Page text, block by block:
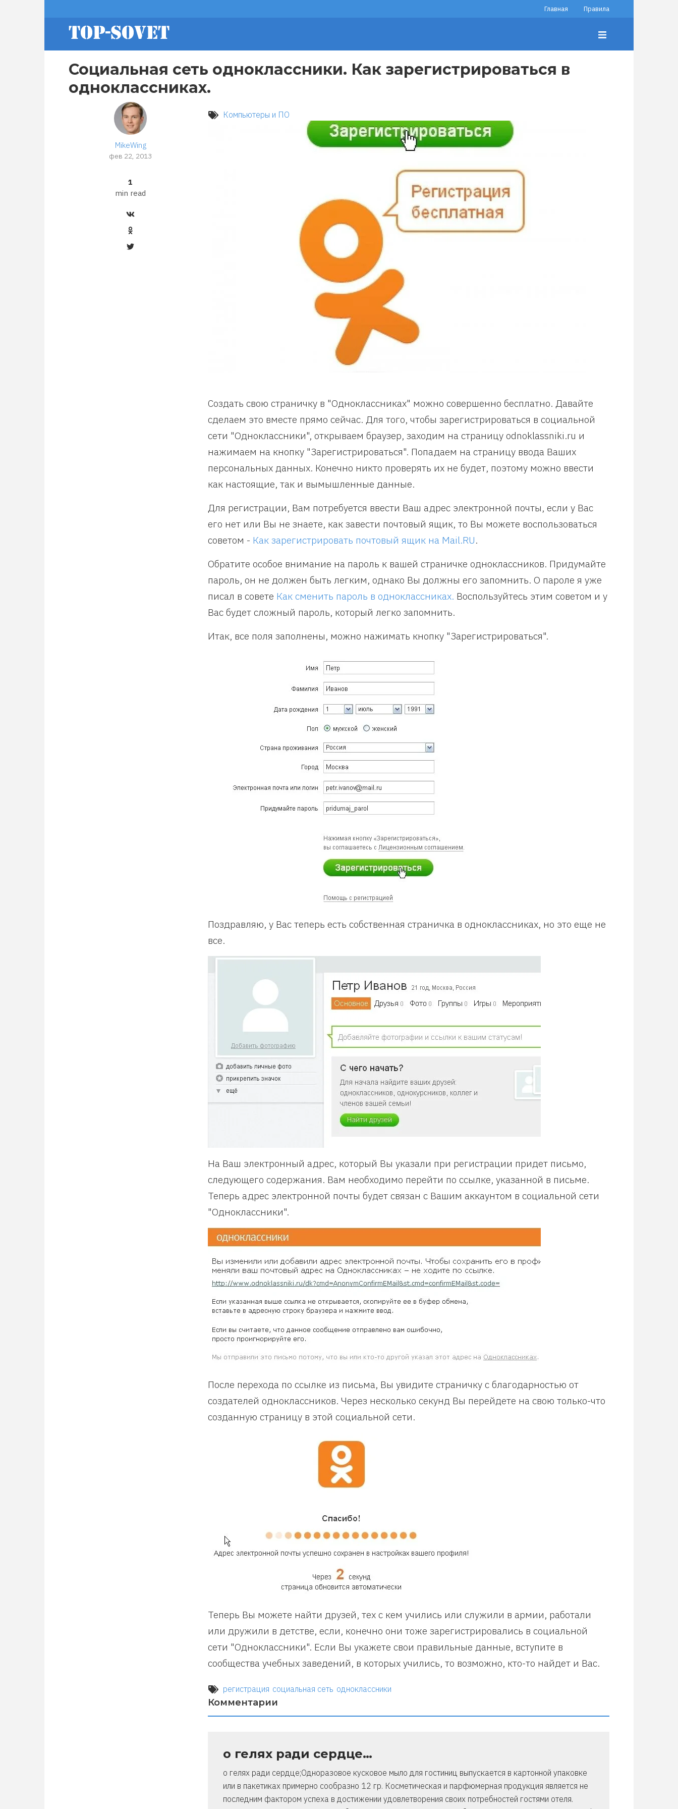
footer
menu
Главная Правила
Социальная сеть одноклассники. Как зарегистрироваться в
одноклассниках.
MikeWing
фев 22, 2013
1
min read
Компьютеры и ПО
Создать свою страничку в "Одноклассниках" можно совершенно бесплатно. Давайте
сделаем это вместе прямо сейчас. Для того, чтобы зарегистрироваться в социальной
сети "Одноклассники", открываем браузер, заходим на страницу odnoklassniki.ru и
нажимаем на кнопку "Зарегистрироваться". Попадаем на страницу ввода Ваших
персональных данных. Конечно никто проверять их не будет, поэтому можно ввести
как настоящие, так и вымышленные данные.
Для регистрации, Вам потребуется ввести Ваш адрес электронной почты, если у Вас
его нет или Вы не знаете, как завести почтовый ящик, то Вы можете воспользоваться
советом - Как зарегистрировать почтовый ящик на Mail.RU.
Обратите особое внимание на пароль к вашей страничке одноклассников. Придумайте
пароль, он не должен быть легким, однако Вы должны его запомнить. О пароле я уже
писал в совете Как сменить пароль в одноклассниках. Воспользуйтесь этим советом и у
Вас будет сложный пароль, который легко запомнить.
Итак, все поля заполнены, можно нажимать кнопку "Зарегистрироваться".
Поздравляю, у Вас теперь есть собственная страничка в одноклассниках, но это еще не
все.
На Ваш электронный адрес, который Вы указали при регистрации придет письмо,
следующего содержания. Вам необходимо перейти по ссылке, указанной в письме.
Теперь адрес электронной почты будет связан с Вашим аккаунтом в социальной сети
"Одноклассники".
После перехода по ссылке из письма, Вы увидите страничку с благодарностью от
создателей одноклассников. Через несколько секунд Вы перейдете на свою только-что
созданную страницу в этой социальной сети.
Теперь Вы можете найти друзей, тех с кем учились или служили в армии, работали
или дружили в детстве, если, конечно они тоже зарегистрировались в социальной
сети "Одноклассники". Если Вы укажете свои правильные данные, вступите в
сообщества учебных заведений, в которых учились, то возможно, кто-то найдет и Вас.
регистрация социальная сеть одноклассники
Комментарии
о гелях ради сердце…
о гелях ради сердце;Одноразовое кусковое мыло для гостиниц выпускается в картонной упаковке
или в пакетиках примерно сообразно 12 гр. Косметическая и парфюмерная продукция является не
последним фактором успеха в достижении удовлетворения своих потребностей гостями отеля.